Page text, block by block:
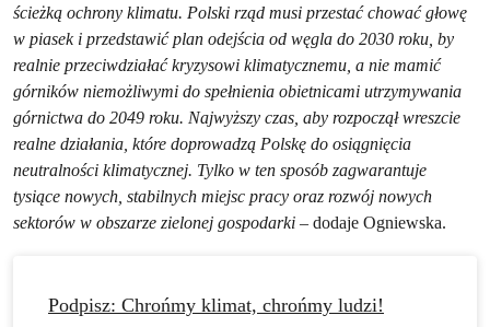
ścieżką ochrony klimatu. Polski rząd musi przestać chować głowę
w piasek i przedstawić plan odejścia od węgla do 2030 roku, by
realnie przeciwdziałać kryzysowi klimatycznemu, a nie mamić
górników niemożliwymi do spełnienia obietnicami utrzymywania
górnictwa do 2049 roku. Najwyższy czas, aby rozpoczął wreszcie
realne działania, które doprowadzą Polskę do osiągnięcia
neutralności klimatycznej. Tylko w ten sposób zagwarantuje
tysiące nowych, stabilnych miejsc pracy oraz rozwój nowych
sektorów w obszarze zielonej gospodarki – dodaje Ogniewska.
Podpisz: Chrońmy klimat, chrońmy ludzi!